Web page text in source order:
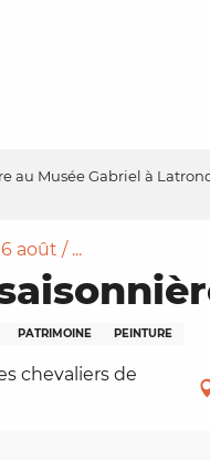
au Musée Gabriel à
août / ...
PATRIMOINE PEINTURE
chevaliers de